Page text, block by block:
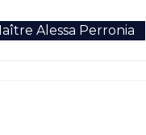
Alessa Perronia